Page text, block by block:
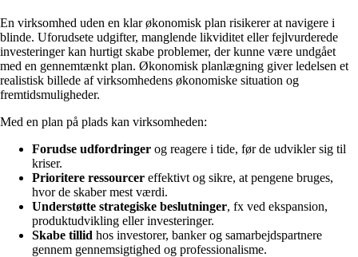
En virksomhed uden en klar økonomisk plan risikerer at navigere i
blinde. Uforudsete udgifter, manglende likviditet eller fejlvurderede
investeringer kan hurtigt skabe problemer, der kunne være undgået
med en gennemtænkt plan. Økonomisk planlægning giver ledelsen et
realistisk billede af virksomhedens økonomiske situation og
fremtidsmuligheder.
Med en plan på plads kan virksomheden:
Forudse udfordringer og reagere i tide, før de udvikler sig til
kriser.
Prioritere ressourcer effektivt og sikre, at pengene bruges,
hvor de skaber mest værdi.
Understøtte strategiske beslutninger, fx ved ekspansion,
produktudvikling eller investeringer.
Skabe tillid hos investorer, banker og samarbejdspartnere
gennem gennemsigtighed og professionalisme.